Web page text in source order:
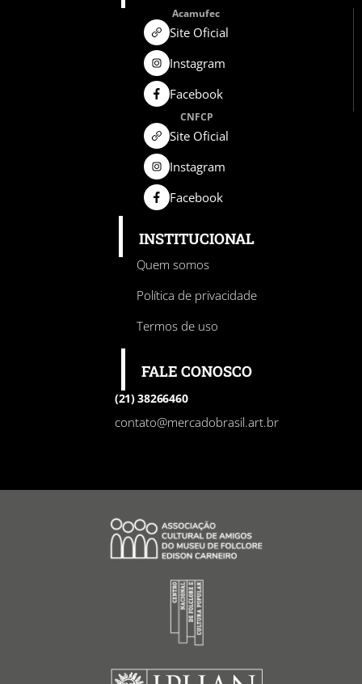
Acamufec
Site Oficial
Instagram
Facebook
CNFCP
Site Oficial
Instagram
Facebook
INSTITUCIONAL
Quem somos
Política de privacidade
Termos de uso
FALE CONOSCO
(21) 38266460
contato@mercadobrasil.art.br